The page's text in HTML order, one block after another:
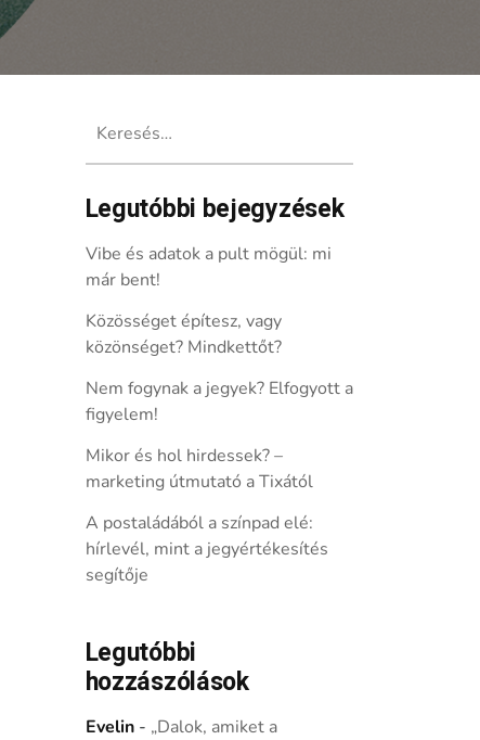
környezeti értékeire
Legutóbbi bejegyzések
Vibe és adatok a pult mögül: mi
már bent!
Közösséget építesz, vagy
közönséget? Mindkettőt?
Nem fogynak a jegyek? Elfogyott a
figyelem!
Mikor és hol hirdessek? –
marketing útmutató a Tixától
A postaládából a színpad elé:
hírlevél, mint a jegyértékesítés
segítője
Legutóbbi
hozzászólások
Evelin- „Dalok, amiket a